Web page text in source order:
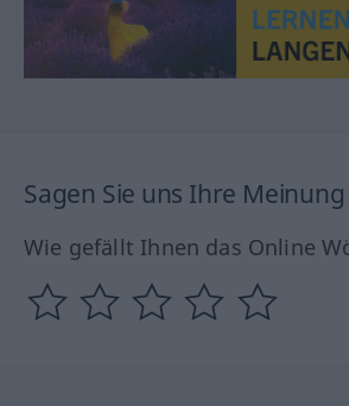
Sagen Sie uns Ihre
Wie gefällt Ihnen das Online